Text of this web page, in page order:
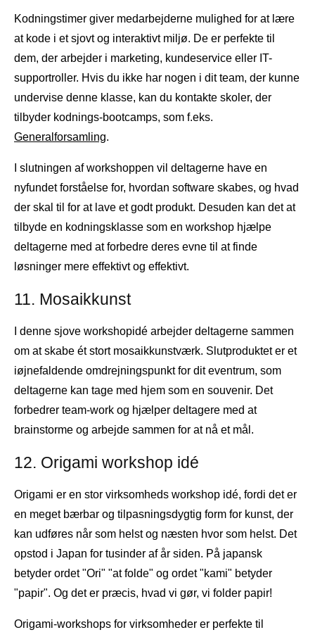
Kodningstimer giver medarbejderne mulighed for at lære
at kode i et sjovt og interaktivt miljø. De er perfekte til
dem, der arbejder i marketing, kundeservice eller IT-
supportroller. Hvis du ikke har nogen i dit team, der kunne
undervise denne klasse, kan du kontakte skoler, der
tilbyder kodnings-bootcamps, som f.eks.
Generalforsamling.
I slutningen af ​​workshoppen vil deltagerne have en
nyfundet forståelse for, hvordan software skabes, og hvad
der skal til for at lave et godt produkt. Desuden kan det at
tilbyde en kodningsklasse som en workshop hjælpe
deltagerne med at forbedre deres evne til at finde
løsninger mere effektivt og effektivt.
11. Mosaikkunst
I denne sjove workshopidé arbejder deltagerne sammen
om at skabe ét stort mosaikkunstværk. Slutproduktet er et
iøjnefaldende omdrejningspunkt for dit eventrum, som
deltagerne kan tage med hjem som en souvenir. Det
forbedrer team-work og hjælper deltagere med at
brainstorme og arbejde sammen for at nå et mål.
12. Origami workshop idé
Origami er en stor virksomheds workshop idé, fordi det er
en meget bærbar og tilpasningsdygtig form for kunst, der
kan udføres når som helst og næsten hvor som helst. Det
opstod i Japan for tusinder af år siden. På japansk
betyder ordet "Ori" "at folde" og ordet "kami" betyder
"papir". Og det er præcis, hvad vi gør, vi folder papir!
Origami-workshops for virksomheder er perfekte til